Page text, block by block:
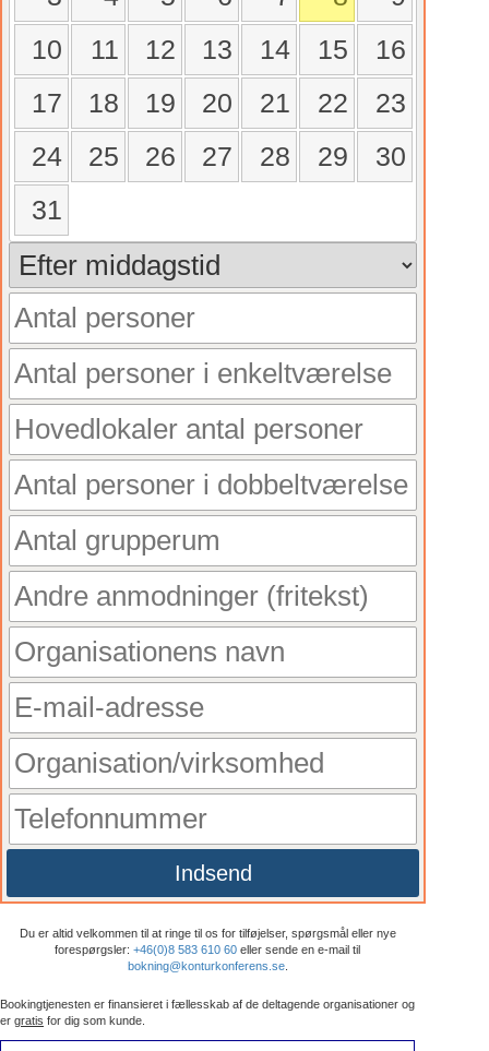
10
11 12 13 14 15
16
17
18 19 20 21 22
23
24
25 26 27 28 29
30
31
Indsend
Du er altid velkommen til at ringe til os for tilføjelser, spørgsmål eller nye
forespørgsler: +46(0)8 583 610 60 eller sende en e-mail til
bokning@konturkonferens.se.
Bookingtjenesten er finansieret i fællesskab af de deltagende organisationer og
er gratis for dig som kunde.